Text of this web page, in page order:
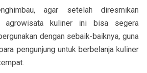
agar setelah diresmikan
agrowisata kuliner ini bisa segera
dengan sebaik-baiknya, guna
pengunjung untuk berbelanja kuliner